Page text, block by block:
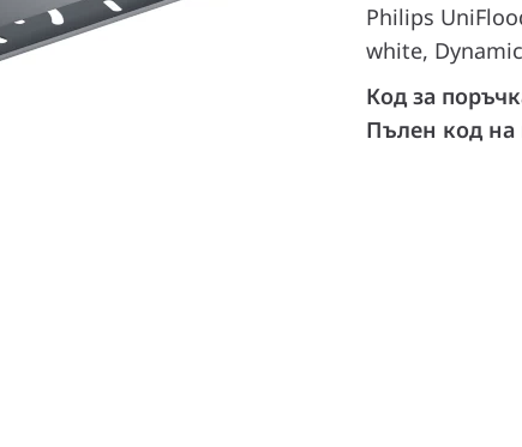
Philips
white,
Код за
Пълен код на